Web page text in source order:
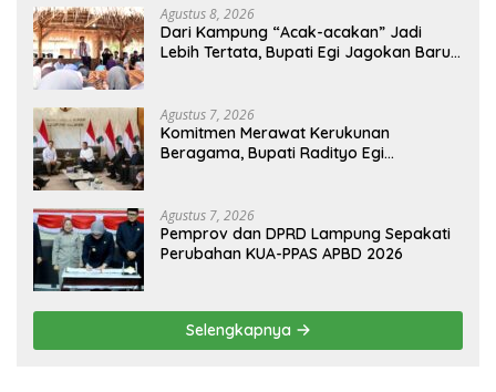
Agustus 8, 2026
Dari Kampung “Acak-acakan” Jadi
Lebih Tertata, Bupati Egi Jagokan Baru
Agustus 7, 2026
Komitmen Merawat Kerukunan
Beragama, Bupati Radityo Egi
Agustus 7, 2026
Pemprov dan DPRD Lampung Sepakati
Perubahan KUA-PPAS APBD 2026
Selengkapnya